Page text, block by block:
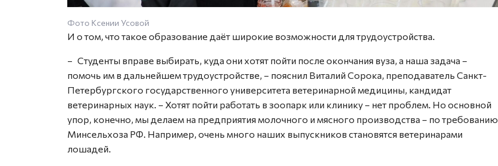
Фото Ксении Усовой
И о том, что такое образование даёт широкие возможности для трудоустройства.
– Студенты вправе выбирать, куда они хотят пойти после окончания вуза, а наша задача –
помочь им в дальнейшем трудоустройстве, – пояснил Виталий Сорока, преподаватель Санкт-
Петербургского государственного университета ветеринарной медицины, кандидат
ветеринарных наук. – Хотят пойти работать в зоопарк или клинику – нет проблем. Но основной
упор, конечно, мы делаем на предприятия молочного и мясного производства – по требованию
Минсельхоза РФ. Например, очень много наших выпускников становятся ветеринарами
лошадей.